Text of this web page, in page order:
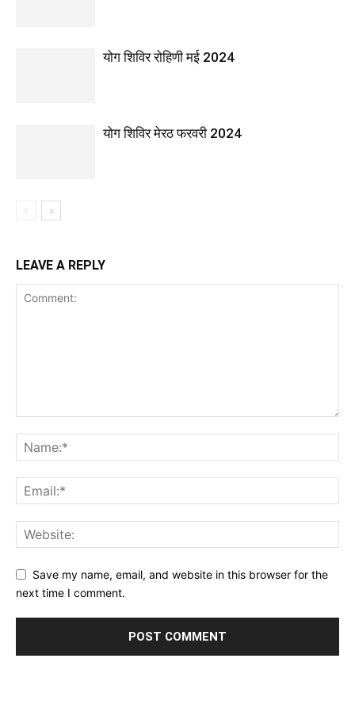
योग शिविर रोहिणी मई 2024
योग शिविर मेरठ फरवरी 2024
LEAVE A REPLY
Save my name, email, and website in this browser for the
next time I comment.